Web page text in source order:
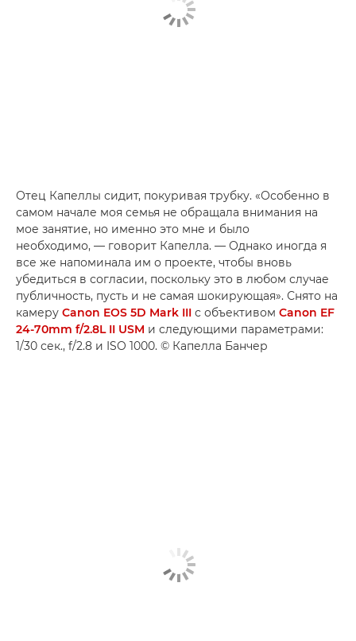
Отец Капеллы сидит, покуривая трубку. «Особенно в
самом начале моя семья не обращала внимания на
мое занятие, но именно это мне и было
необходимо, — говорит Капелла. — Однако иногда я
все же напоминала им о проекте, чтобы вновь
убедиться в согласии, поскольку это в любом случае
публичность, пусть и не самая шокирующая». Снято на
камеру Canon EOS 5D Mark III с объективом Canon EF
24-70mm f/2.8L II USM и следующими параметрами:
1/30 сек., f/2.8 и ISO 1000. © Капелла Банчер